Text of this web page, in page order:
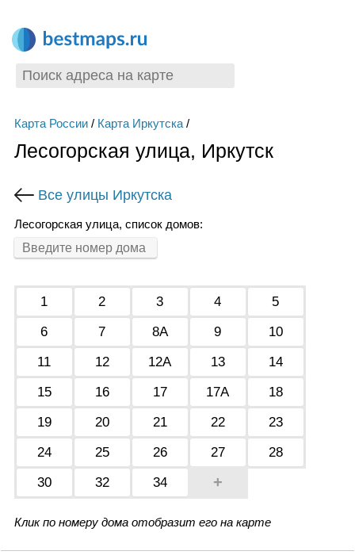
Карта России/ Карта Иркутска/
Лесогорская улица, Иркутск
Все улицы Иркутска
Лесогорская улица, список домов:
1 2 3 4
5
6
7 8А 9
10
11
12 12А 13
14
15
16 17 17А
18
19
20 21 22
23
24
25 26 27
28
30
32 34 +
Клик по номеру дома отобразит его на карте